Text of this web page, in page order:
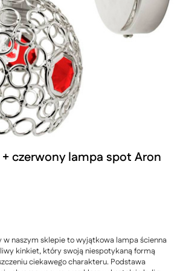
czerwony lampa spot Aron
naszym sklepie to wyjątkowa lampa ścienna
kinkiet, który swoją niespotykaną formą
ciekawego charakteru. Podstawa